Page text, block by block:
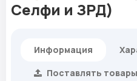
Селфи и ЗРД)
Информация
Поставлять товары